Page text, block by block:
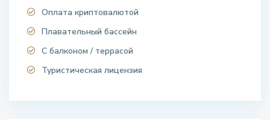
Оплата криптовалютой
Плавательный бассейн
С балконом / террасой
Туристическая лицензия